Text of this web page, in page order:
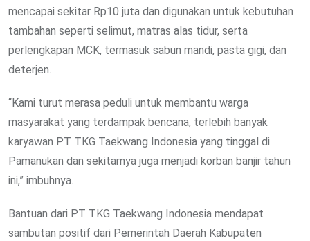
mencapai sekitar Rp10 juta dan digunakan untuk kebutuhan
tambahan seperti selimut, matras alas tidur, serta
perlengkapan MCK, termasuk sabun mandi, pasta gigi, dan
deterjen.
“Kami turut merasa peduli untuk membantu warga
masyarakat yang terdampak bencana, terlebih banyak
karyawan PT TKG Taekwang Indonesia yang tinggal di
Pamanukan dan sekitarnya juga menjadi korban banjir tahun
ini,” imbuhnya.
Bantuan dari PT TKG Taekwang Indonesia mendapat
sambutan positif dari Pemerintah Daerah Kabupaten